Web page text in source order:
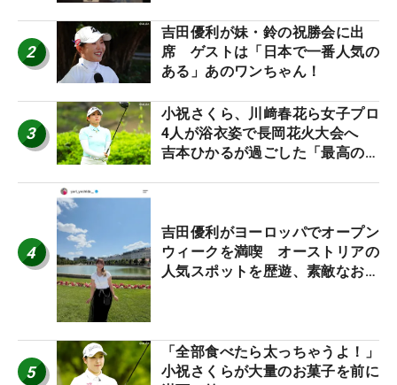
2
吉田優利が妹・鈴の祝勝会に出
席 ゲストは「日本で一番人気の
ある」あのワンちゃん！
3
小祝さくら、川﨑春花ら女子プロ
4人が浴衣姿で長岡花火大会へ
吉本ひかるが過ごした「最高の夏
4
吉田優利がヨーロッパでオープン
ウィークを満喫 オーストリアの
人気スポットを歴遊、素敵なお土
5
「全部食べたら太っちゃうよ！」
小祝さくらが大量のお菓子を前に